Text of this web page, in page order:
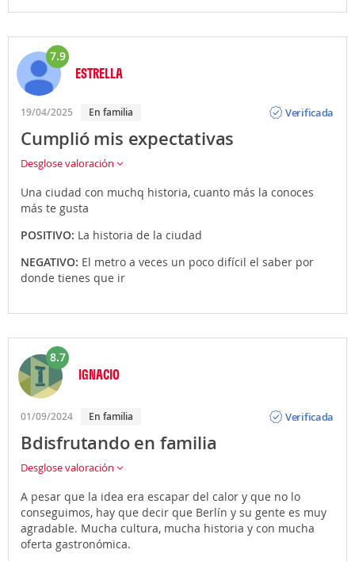
7.9
ESTRELLA
19/04/2025 En familia
Verificada
Cumplió mis expectativas
Desglose valoración
Una ciudad con muchq historia, cuanto más la conoces
más te gusta
POSITIVO: La historia de la ciudad
NEGATIVO: El metro a veces un poco difícil el saber por
donde tienes que ir
8.7
IGNACIO
01/09/2024 En familia
Verificada
Bdisfrutando en familia
Desglose valoración
A pesar que la idea era escapar del calor y que no lo
conseguimos, hay que decir que Berlín y su gente es muy
agradable. Mucha cultura, mucha historia y con mucha
oferta gastronómica.